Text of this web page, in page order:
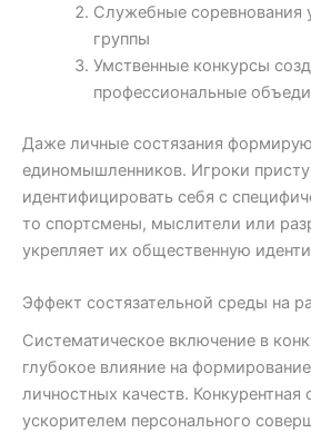
Служебные соревнования
группы
Умственные конкурсы
профессиональные
Даже личные состязания
единомышленников. Игроки
идентифицировать себя с
то спортсмены, мыслители или
укрепляет их общественную
Эффект состязательной среды на
Систематическое включение в
глубокое влияние на
личностных качеств. Конкурентная
ускорителем персонального